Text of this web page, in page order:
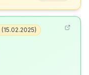
(15.02.2025)